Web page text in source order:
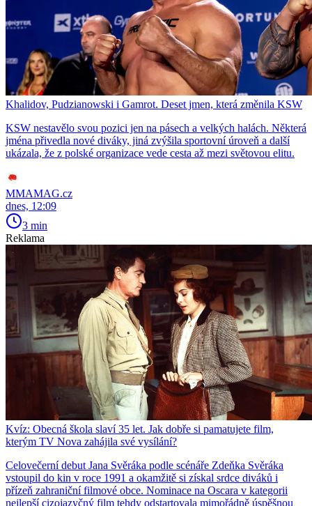
Khalidov, Pudzianowski i Gamrot. Deset jmen, která změnila KSW
KSW nestavělo svou pozici jen na pásech a velkých halách. Některá
jména přivedla nové diváky, jiná zvýšila sportovní úroveň a další
ukázala, že z polské organizace vede cesta až mezi světovou elitu.
MMAMAG.cz
dnes, 12:09
3 min
Reklama
Kvíz: Obecná škola slaví 35 let. Jak dobře si pamatujete film,
kterým TV Nova zahájila své vysílání?
Celovečerní debut Jana Svěráka podle scénáře Zdeňka Svěráka
vstoupil do kin v roce 1991 a okamžitě si získal srdce diváků i
přízeň zahraniční filmové obce. Nominace na Oscara v kategorii
nejlepší cizojazyčný film tehdy odstartovala mimořádně úspěšnou